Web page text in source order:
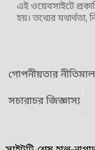
এই ওয়েবসাইটে
হয়। তথ্যের যথার্থতা,
গোপনীয়তার
সচারাচর জিজ্ঞাস্য